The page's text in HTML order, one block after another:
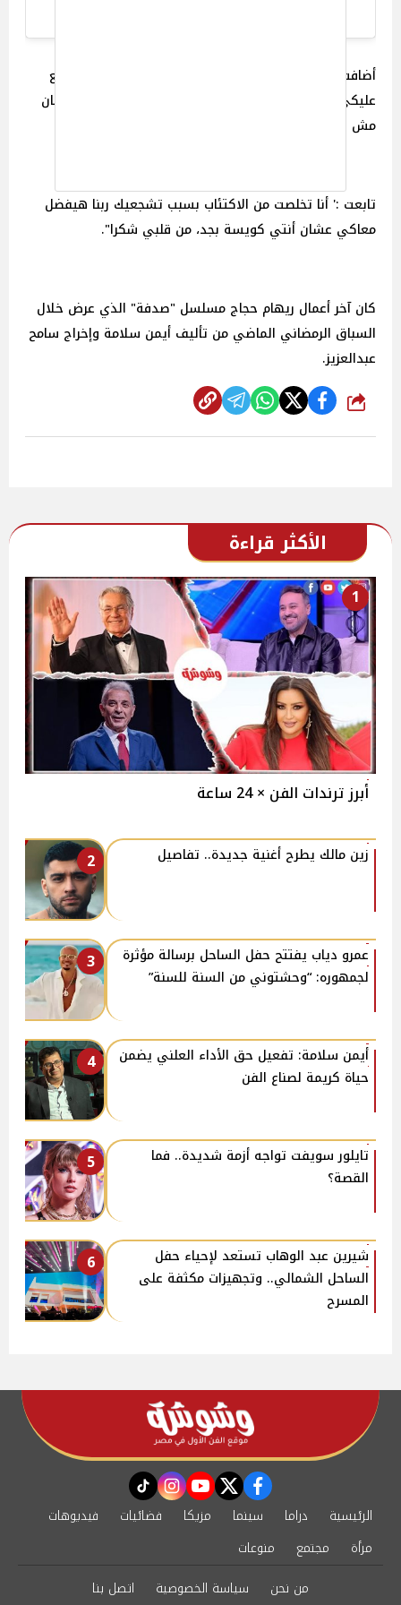
أضافت:' انتي اللي بيقولوا عليه ابن ناس بجد، واي حد طلع
عليكي كلمة أو اختلف معاكي كان أسود مضايق منك عشان
مش عارفة يبقي في طيبتك ولا يبقي زيك".
تابعت :' أنا تخلصت من الاكتئاب بسبب تشجعيك ربنا هيفضل
معاكي عشان أنتي كويسة بجد، من قلبي شكرا".
كان آخر أعمال ريهام حجاج مسلسل "صدفة" الذي عرض خلال
السباق الرمضاني الماضي من تأليف أيمن سلامة وإخراج سامح
عبدالعزيز.
شارك
الأكثر قراءة
1
أبرز ترندات الفن × 24 ساعة
2 زين مالك يطرح أغنية جديدة.. تفاصيل
3
عمرو دياب يفتتح حفل الساحل برسالة مؤثرة
لجمهوره: “وحشتوني من السنة للسنة”
4
أيمن سلامة: تفعيل حق الأداء العلني يضمن
حياة كريمة لصناع الفن
5
تايلور سويفت تواجه أزمة شديدة.. فما
القصة؟
6
شيرين عبد الوهاب تستعد لإحياء حفل
الساحل الشمالي.. وتجهيزات مكثفة على
المسرح
facebook
twitter
youtube
instagram
tiktok
الرئيسية دراما سينما مزيكا فضائيات
فيديوهات
مرأة
مجتمع
منوعات
من نحن
سياسة الخصوصية اتصل بنا